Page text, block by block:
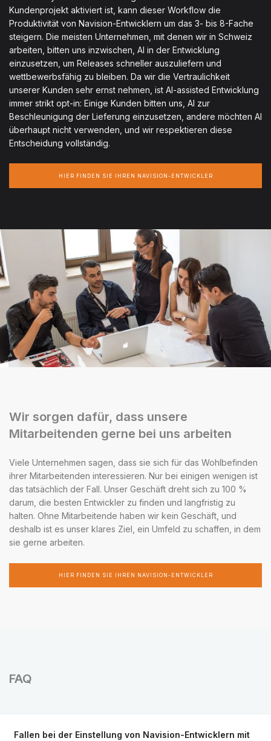
Kundenprojekt aktiviert ist, kann dieser Workflow die
Produktivität von Navision-Entwicklern um das 3- bis 8-Fache
steigern. Die meisten Unternehmen, mit denen wir in Schweiz
arbeiten, bitten uns inzwischen, AI in der Entwicklung
einzusetzen, um Releases schneller auszuliefern und
wettbewerbsfähig zu bleiben. Da wir die Vertraulichkeit
unserer Kunden sehr ernst nehmen, ist AI-assisted Entwicklung
immer strikt opt-in: Einige Kunden bitten uns, AI zur
Beschleunigung der Lieferung einzusetzen, andere möchten AI
überhaupt nicht verwenden, und wir respektieren diese
Entscheidung vollständig.
HIER FINDEN SIE IHREN NAVISION-ENTWICKLER
Wir sorgen dafür, dass unsere
Mitarbeitenden gerne bei uns arbeiten
Viele Unternehmen sagen, dass sie sich für das Wohlbefinden
ihrer Mitarbeitenden interessieren. Nur bei einigen wenigen ist
das tatsächlich der Fall. Unser Geschäft dreht sich zu 100 %
darum, die besten Entwickler zu finden und langfristig zu
halten. Ohne Mitarbeitende haben wir kein Geschäft, und
deshalb ist es unser klares Ziel, ein Umfeld zu schaffen, in dem
sie gerne arbeiten.
HIER FINDEN SIE IHREN NAVISION-ENTWICKLER
FAQ
Fallen bei der Einstellung von Navision-Entwicklern mit